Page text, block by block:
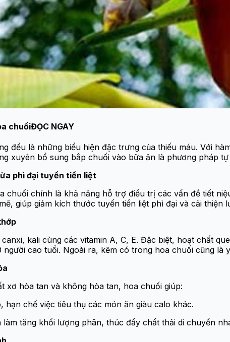
chuốiĐỌC NGAY
đều là những biểu hiện đặc trưng của thiếu máu. Với
xuyên bổ sung bắp chuối vào bữa ăn là phương pháp
phì đại tuyến tiền liệt
chuối chính là khả năng hỗ trợ điều trị các vấn đề tiết
giúp giảm kích thước tuyến tiền liệt phì đại và cải thiện
kali cùng các vitamin A, C, E. Đặc biệt, hoạt chất
người cao tuổi. Ngoài ra, kẽm có trong hoa chuối cũng
xơ hòa tan và không hòa tan, hoa chuối giúp:
hạn chế việc tiêu thụ các món ăn giàu calo khác.
tăng khối lượng phân, thúc đẩy chất thải di chuyển